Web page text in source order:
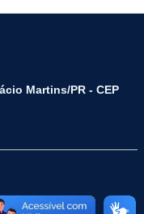
Martins/PR - CEP